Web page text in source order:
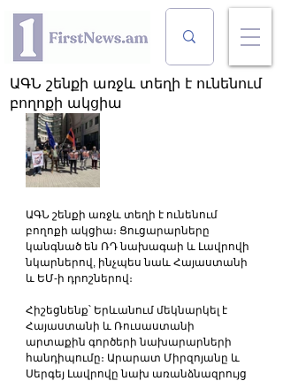
ԱԳՆ շենքի առջև տեղի է ունենում
բողոքի ակցիա
ԱԳՆ շենքի առջև տեղի է ունենում
բողոքի ակցիա։ Ցուցարարները
կանգնած են ՌԴ նախագաի և Լավրովի
նկարներով, ինչպես նաև Հայաստանի
և ԵՄ-ի դրոշներով։
Հիշեցնենք՝ Երևանում մեկնարկել է
Հայաստանի և Ռուսաստանի
արտաքին գործերի նախարարների
հանդիպումը։ Արարատ Միրզոյանը և
Սերգեյ Լավրովը նախ առանձնազրույց